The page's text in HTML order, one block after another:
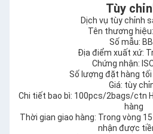
Tùy
Dịch vụ tùy chỉnh
Tên thương hiệu:
Số mẫu:
Địa điểm xuất xứ:
Chứng nhận:
Số lượng đặt hàng tối
Giá: tùy
Chi tiết bao bì: 100pcs/2bags/ctn
hàng
Thời gian giao hàng: Trong vòng
nhận được